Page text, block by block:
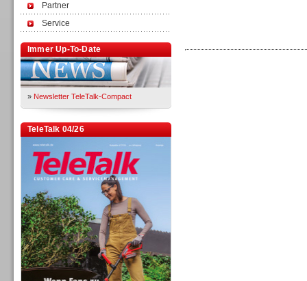
Partner
Service
Immer Up-To-Date
» Newsletter TeleTalk-Compact
TeleTalk 04/26